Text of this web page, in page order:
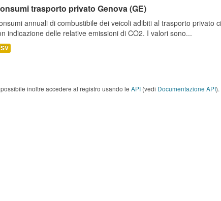
trasporto privato Genova (GE)
annuali di combustibile dei veicoli adibiti al trasporto privato
indicazione delle relative emissioni di CO2. I valori sono...
possibile inoltre accedere al registro usando le API (vedi Documentazione API).